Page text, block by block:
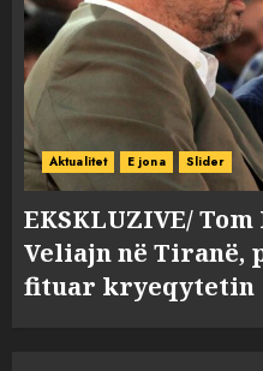
Aktualitet E jona Slider
EKSKLUZIVE/
Veliajn në Tiranë,
fituar kryeqytetin